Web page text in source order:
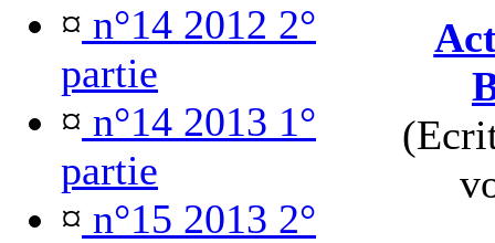
¤ n°14 2012 2°
partie
¤ n°14 2013 1°
partie
¤ n°15 2013 2°